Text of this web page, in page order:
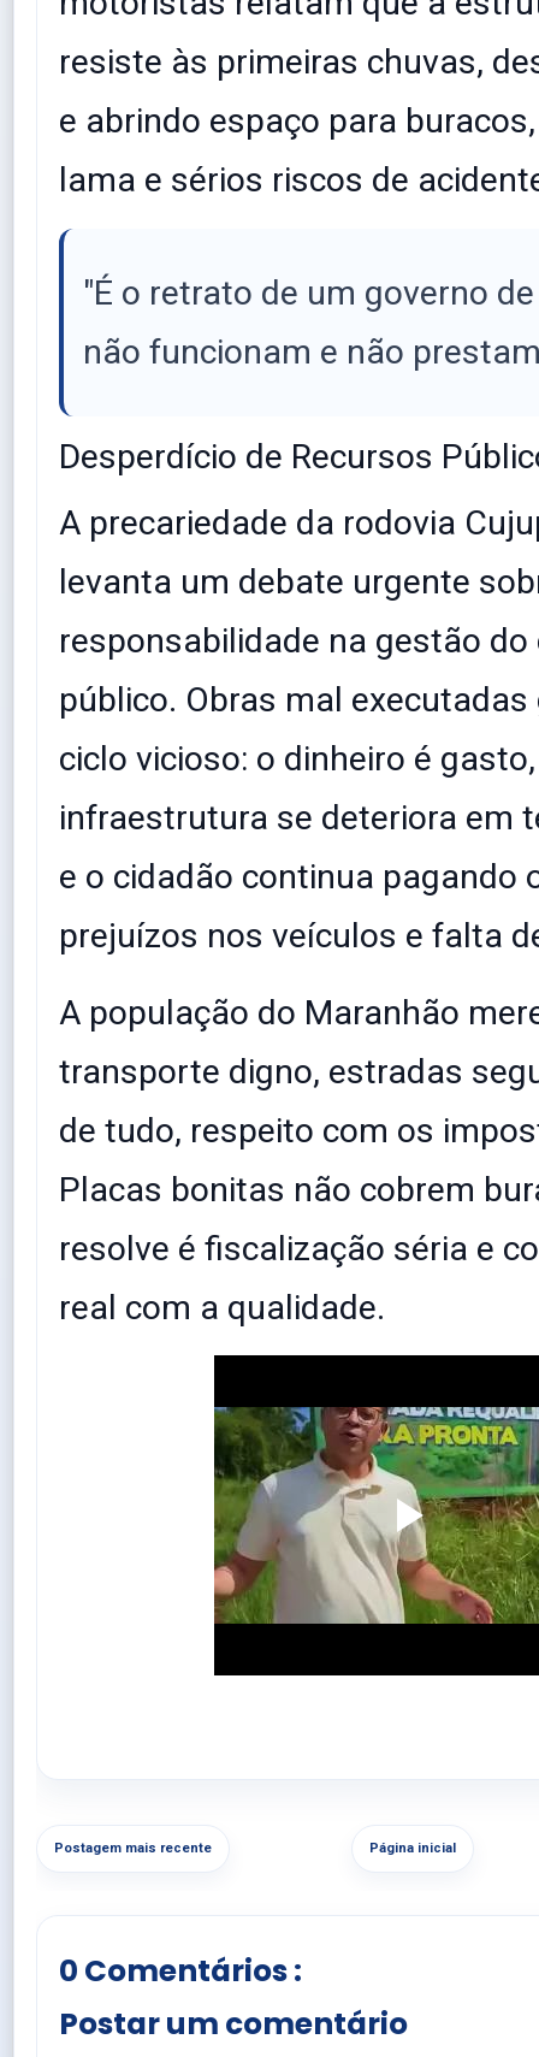
resiste às primeiras chuvas,
e abrindo espaço para
lama e sérios riscos de
​"É o retrato de um governo
não funcionam e não
​Desperdício de Recursos
​A precariedade da rodovia
levanta um debate urgente
responsabilidade na gestão do
público. Obras mal
ciclo vicioso: o dinheiro é
infraestrutura se deteriora em
e o cidadão continua pagando
prejuízos nos veículos e falta
​A população do Maranhão
transporte digno, estradas
de tudo, respeito com os
Placas bonitas não cobrem
resolve é fiscalização séria e
real com a qualidade.
Postagem mais recente Página inicial
0 Comentários :
Postar um comentário